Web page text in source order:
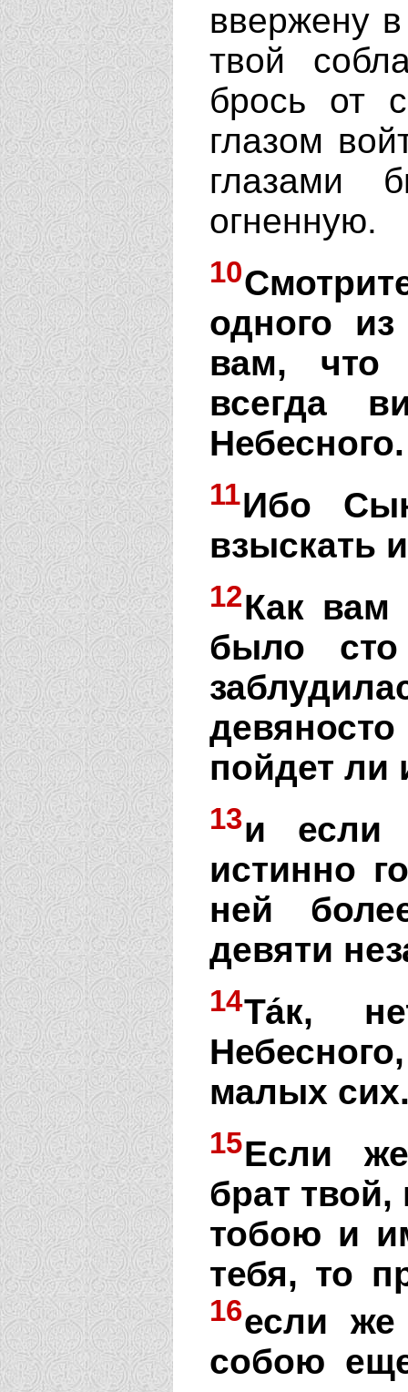
ввержену
твой
брось от
глазом
глазами
огненную.
10
одного
вам, что
всегда
Небесного.
11Ибо
взыскать
12Как вам
было
пойдет ли
13и если
истинно
ней
девяти
14Та́к,
малых
15Если
брат
тобою и
тебя, то
16если же
собою